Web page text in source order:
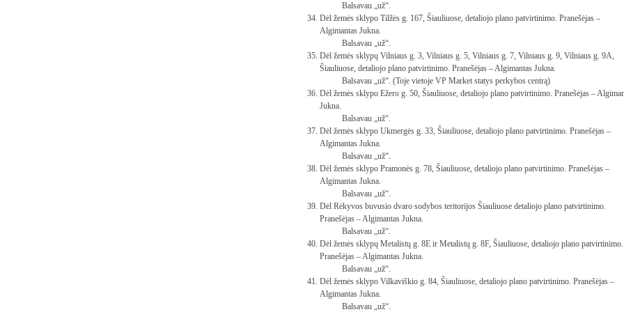
Balsavau „už“.
Dėl žemės sklypo Tilžės g. 167, Šiauliuose, detaliojo plano patvirtinimo. Pranešėjas –
Algimantas Jukna.
Balsavau „už“.
Dėl žemės sklypų Vilniaus g. 3, Vilniaus g. 5, Vilniaus g. 7, Vilniaus g. 9, Vilniaus g. 9A,
Šiauliuose, detaliojo plano patvirtinimo. Pranešėjas – Algimantas Jukna.
Balsavau „už“. (Toje vietoje VP Market statys perkybos centrą)
Dėl žemės sklypo Ežero g. 50, Šiauliuose, detaliojo plano patvirtinimo. Pranešėjas –
Jukna.
Balsavau „už“.
Dėl žemės sklypo Ukmergės g. 33, Šiauliuose, detaliojo plano patvirtinimo. Pranešėjas –
Algimantas Jukna.
Balsavau „už“.
Dėl žemės sklypo Pramonės g. 78, Šiauliuose, detaliojo plano patvirtinimo. Pranešėjas –
Algimantas Jukna.
Balsavau „už“.
Dėl Rėkyvos buvusio dvaro sodybos teritorijos Šiauliuose detaliojo plano patvirtinimo.
Pranešėjas – Algimantas Jukna.
Balsavau „už“.
Dėl žemės sklypų Metalistų g. 8E ir Metalistų g. 8F, Šiauliuose, detaliojo plano patvirtinimo.
Pranešėjas – Algimantas Jukna.
Balsavau „už“.
Dėl žemės sklypo Vilkaviškio g. 84, Šiauliuose, detaliojo plano patvirtinimo. Pranešėjas –
Algimantas Jukna.
Balsavau „už“.